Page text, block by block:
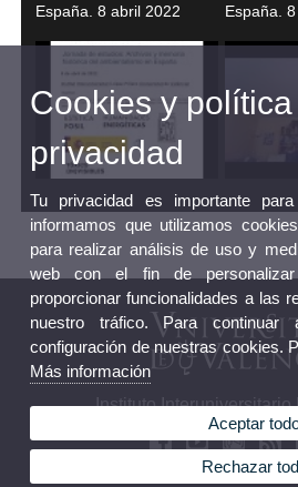
España. 8 abril 2022
España.
Jornada de estudios (III):
Archivos y memoria
histórica del
ambientalismo en
España. 8 abril 2022
Jornada
Archivos
histórica
Frank Uekoetter. Jornada Sarah
Instituto Interuniversitario
Cookies y
privacidad
Tu privacidad es importante
informamos que utilizamos
para realizar análisis de uso y
web con el fin de personalizar
proporcionar funcionalidades a las
nuestro tráfico. Para
configuración de nuestras cookies.
Más información
Aceptar
Rechazar